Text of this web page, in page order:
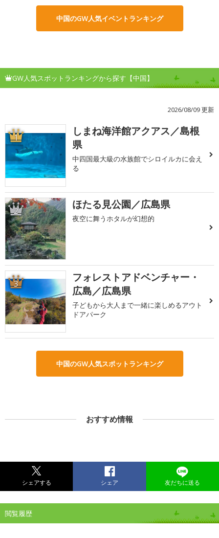
中国のGW人気イベントランキング
GW人気スポットランキングから探す【中国】
2026/08/09 更新
1
しまね海洋館アクアス／島根
県
中四国最大級の水族館でシロイルカに会え
る
2 ほたる見公園／広島県
夜空に舞うホタルが幻想的
3
フォレストアドベンチャー・
広島／広島県
子どもから大人まで一緒に楽しめるアウト
ドアパーク
中国のGW人気スポットランキング
おすすめ情報
シェアする シェア 友だちに送る
閲覧履歴